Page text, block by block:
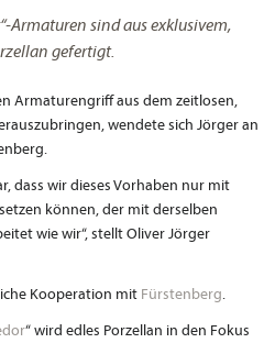
Armaturen sind aus exklusivem,
gefertigt.
Armaturengriff aus dem zeitlosen,
wendete sich Jörger an
dass wir dieses Vorhaben nur mit
können, der mit derselben
wie wir“, stellt Oliver Jörger
Kooperation mit Fürstenberg.
“ wird edles Porzellan in den Fokus